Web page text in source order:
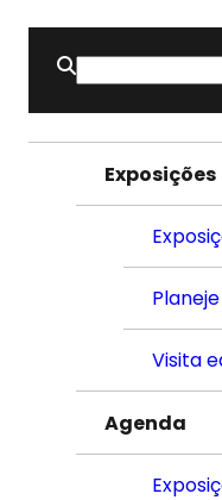
Buscar
por:
Exposições
Visita
Agenda